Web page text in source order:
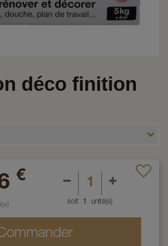
déco finition
€
soit 1 unité(s)